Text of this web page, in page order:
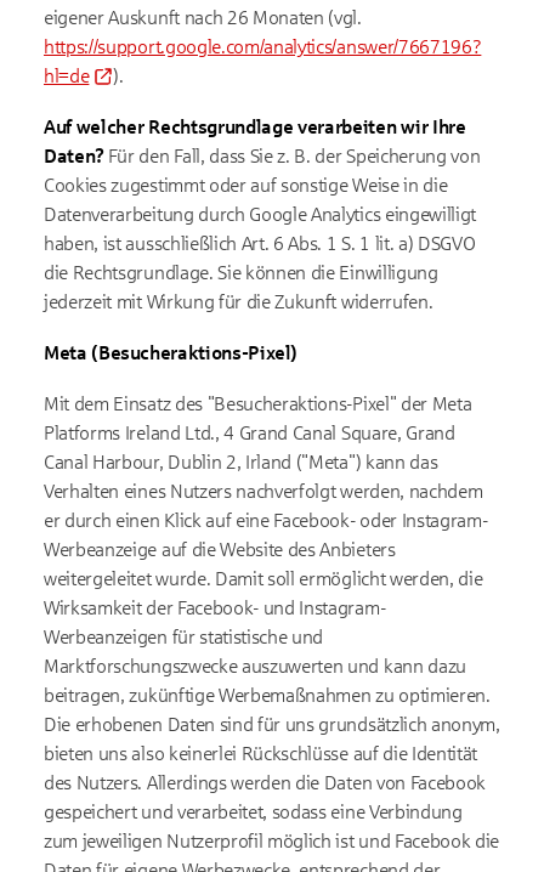
eigener Auskunft nach 26 Monaten (vgl.
https://support.google.com/analytics/answer/7667196?
hl=de
).
Auf welcher Rechtsgrundlage verarbeiten wir Ihre
Daten? Für den Fall, dass Sie z. B. der Speicherung von
Cookies zugestimmt oder auf sonstige Weise in die
Datenverarbeitung durch Google Analytics eingewilligt
haben, ist ausschließlich Art. 6 Abs. 1 S. 1 lit. a) DSGVO
die Rechtsgrundlage. Sie können die Einwilligung
jederzeit mit Wirkung für die Zukunft widerrufen.
Meta (Besucheraktions-Pixel)
Mit dem Einsatz des "Besucheraktions-Pixel" der Meta
Platforms Ireland Ltd., 4 Grand Canal Square, Grand
Canal Harbour, Dublin 2, Irland ("Meta") kann das
Verhalten eines Nutzers nachverfolgt werden, nachdem
er durch einen Klick auf eine Facebook- oder Instagram-
Werbeanzeige auf die Website des Anbieters
weitergeleitet wurde. Damit soll ermöglicht werden, die
Wirksamkeit der Facebook- und Instagram-
Werbeanzeigen für statistische und
Marktforschungszwecke auszuwerten und kann dazu
beitragen, zukünftige Werbemaßnahmen zu optimieren.
Die erhobenen Daten sind für uns grundsätzlich anonym,
bieten uns also keinerlei Rückschlüsse auf die Identität
des Nutzers. Allerdings werden die Daten von Facebook
gespeichert und verarbeitet, sodass eine Verbindung
zum jeweiligen Nutzerprofil möglich ist und Facebook die